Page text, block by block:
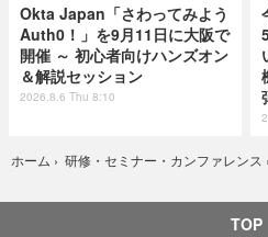
Okta Japan「さわってみよう
Auth0！」を9月11日に大阪で
開催 ～ 初心者向けハンズオン
＆解説セッション
2026.8.6 Thu 8:10
ホーム › 研修・セミナー・カンファレンス
TOP